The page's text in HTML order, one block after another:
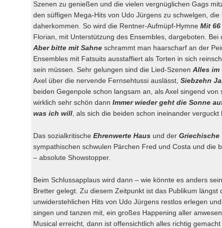
Szenen zu genießen und die vielen vergnüglichen Gags
den süffigen Mega-Hits von Udo Jürgens zu schwelgen,
daherkommen. So wird die Rentner-Aufmüpf-Hymne Mit
Florian, mit Unterstützung des Ensembles, dargeboten.
Aber bitte mit Sahne schrammt man haarscharf an der
Ensembles mit Fatsuits ausstaffiert als Torten in sich
sein müssen. Sehr gelungen sind die Lied-Szenen Alles im
Axel über die nervende Fernsehtussi auslässt, Siebzehn
beiden Gegenpole schon langsam an, als Axel singend
wirklich sehr schön dann Immer wieder geht die Sonne
was ich will, als sich die beiden schon ineinander verguckt
Das sozialkritische Ehrenwerte Hausund der Griechische
sympathischen schwulen Pärchen Fred und Costa und die
– absolute Showstopper.
Beim Schlussapplaus wird dann – wie könnte es anders
Bretter gelegt. Zu diesem Zeitpunkt ist das Publikum längst
unwiderstehlichen Hits von Udo Jürgens restlos erlegen
singen und tanzen mit, ein großes Happening aller
Musical erreicht, dann ist offensichtlich alles richtig